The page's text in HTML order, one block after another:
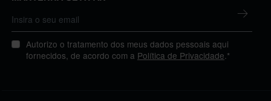
Autorizo o tratamento dos meus dados pessoais aqui
fornecidos, de acordo com a Política de Privacidade.*